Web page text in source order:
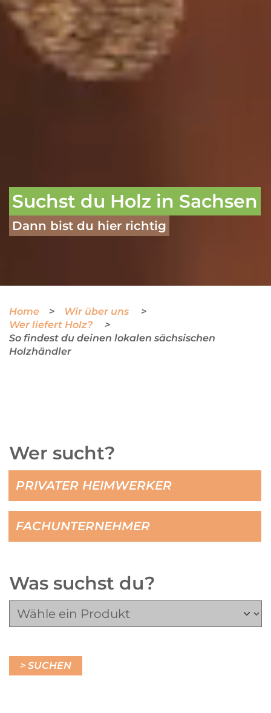
Suchst du Holz in Sachsen
Dann bist du hier richtig
Home
Wir über uns
Wer liefert Holz?
So findest du deinen lokalen sächsischen
Holzhändler
Wer sucht?
PRIVATER HEIMWERKER
FACHUNTERNEHMER
Was suchst du?